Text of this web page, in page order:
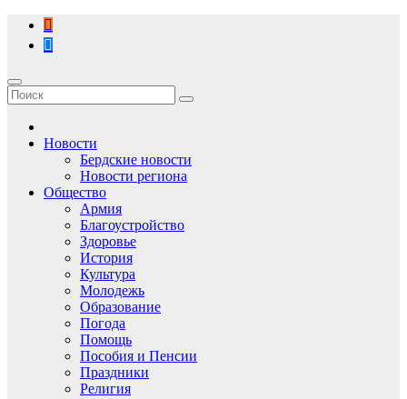
Перейти
содержимому
Новости
Бердские новости
Новости региона
Общество
Армия
Благоустройство
Здоровье
История
Культура
Молодежь
Образование
Погода
Помощь
Пособия и Пенсии
Праздники
Религия